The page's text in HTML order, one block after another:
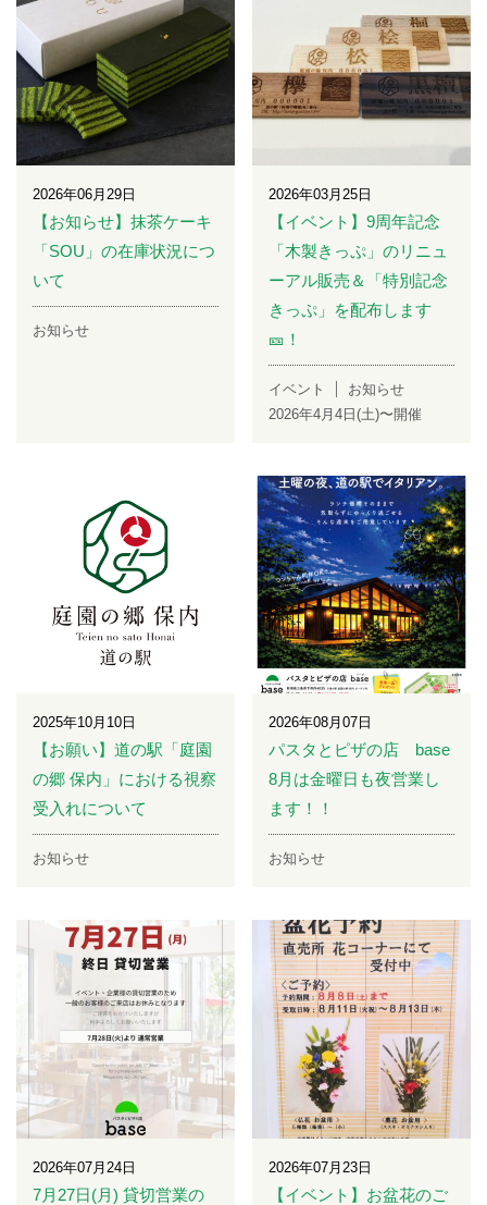
2026年06月29日
【お知らせ】抹茶ケーキ
「SOU」の在庫状況につ
いて
お知らせ
2026年03月25日
【イベント】9周年記念
「木製きっぷ」のリニュ
ーアル販売＆「特別記念
きっぷ」を配布します
🎫！
イベント
お知らせ
2026年4月4日(土)〜開催
2025年10月10日
【お願い】道の駅「庭園
の郷 保内」における視察
受入れについて
お知らせ
2026年08月07日
パスタとピザの店 base
8月は金曜日も夜営業し
ます！！
お知らせ
2026年07月24日
7月27日(月) 貸切営業の
2026年07月23日
【イベント】お盆花のご